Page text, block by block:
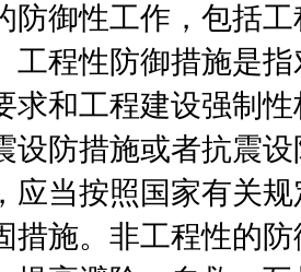
防御性工作，包括
工程性防御措施是
求和工程建设强制
设防措施或者抗震
应当按照国家有关
措施。非工程性的